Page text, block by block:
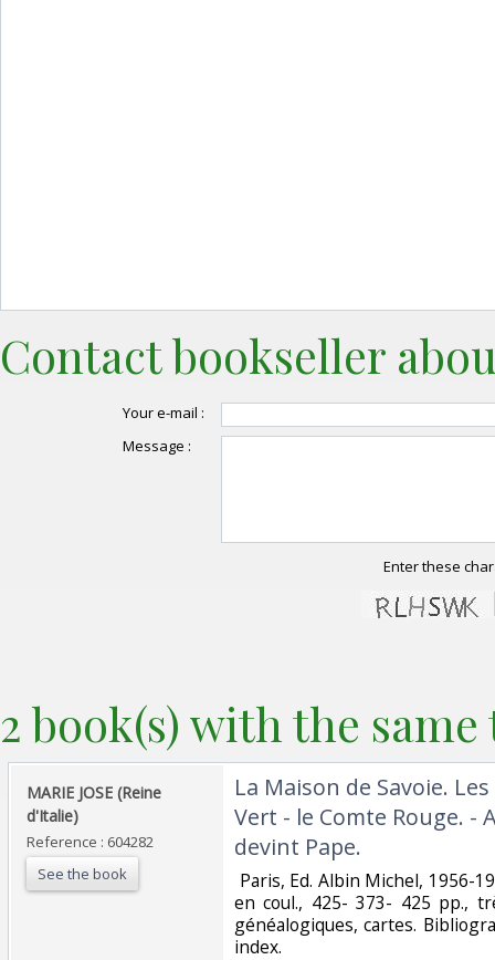
Contact bookseller
Your e-mail :
Message :
Enter these
2 book(s) with the
‎MARIE JOSE (Reine
d'Italie)‎
Reference : 604282
See the book
‎La Maison de Savoie.
Vert - le Comte Rouge. -
devint Pape.‎
Paris, Ed. Albin Michel, 1956-
en coul., 425- 373- 425 pp.,
généalogiques, cartes.
index. ‎